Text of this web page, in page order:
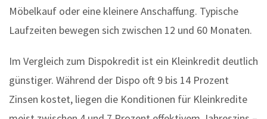
Möbelkauf oder eine kleinere Anschaffung. Typische
Laufzeiten bewegen sich zwischen 12 und 60 Monaten.
Im Vergleich zum Dispokredit ist ein Kleinkredit deutlich
günstiger. Während der Dispo oft 9 bis 14 Prozent
Zinsen kostet, liegen die Konditionen für Kleinkredite